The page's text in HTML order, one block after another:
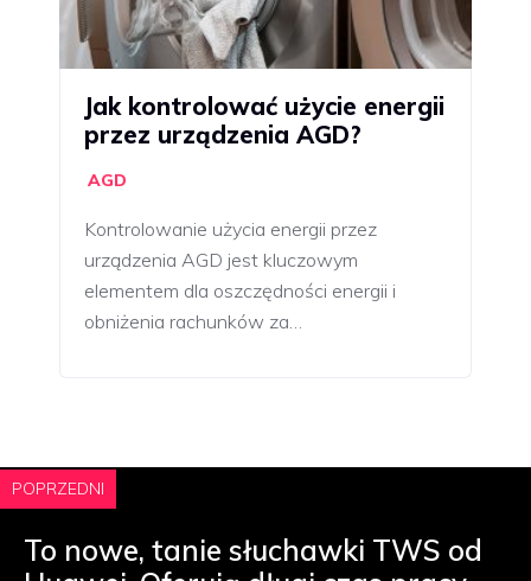
Jak kontrolować użycie energii
przez urządzenia AGD?
AGD
Kontrolowanie użycia energii przez
urządzenia AGD jest kluczowym
elementem dla oszczędności energii i
obniżenia rachunków za…
POPRZEDNI
To nowe, tanie słuchawki TWS od